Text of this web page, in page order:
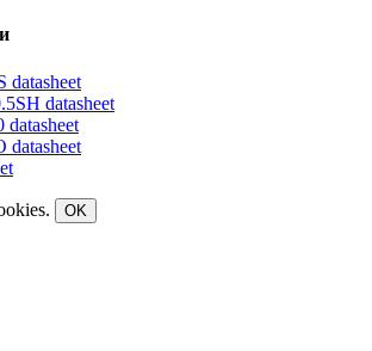
datasheet
datasheet
datasheet
OK